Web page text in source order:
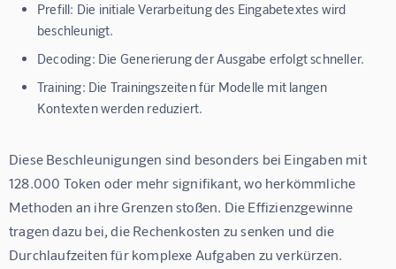
Prefill: Die initiale Verarbeitung des Eingabetextes wird
beschleunigt.
Decoding: Die Generierung der Ausgabe erfolgt schneller.
Training: Die Trainingszeiten für Modelle mit langen
Kontexten werden reduziert.
Diese Beschleunigungen sind besonders bei Eingaben mit
128.000 Token oder mehr signifikant, wo herkömmliche
Methoden an ihre Grenzen stoßen. Die Effizienzgewinne
tragen dazu bei, die Rechenkosten zu senken und die
Durchlaufzeiten für komplexe Aufgaben zu verkürzen.